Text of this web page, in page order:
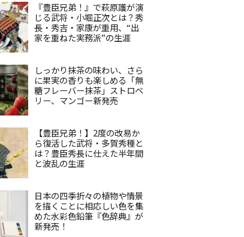
『豊臣兄弟！』で萩原護が演
じる武将・小堀正次とは？秀
長・秀吉・家康が重用、“出
家を重ねた実務派”の生涯
しっかり抹茶の味わい、さら
に果実の香りも楽しめる「無
糖フレーバー抹茶」ストロベ
リー、マンゴー新発売
【豊臣兄弟！】2度の改易か
ら復活した武将・多賀秀種と
は？豊臣秀長に仕えた半年間
と波乱の生涯
日本の四季折々の植物や情景
を描くことに相応しい色を集
めた水彩色鉛筆『色辞典』が
新発売！